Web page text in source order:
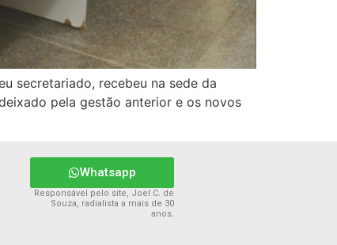
secretariado, recebeu na sede da
pela gestão anterior e os novos
Whatsapp
Responsável pelo site, Joel C. de
Souza, radialista a mais de 30
anos.